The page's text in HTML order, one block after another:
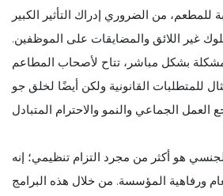
من الضروري إدراك التأثير الكبير
غير اللائق والمضايقات على الموظفين.
بشكل مباشر، تتاح لأصحاب المطاعم
للمتطلبات القانونية ولكن أيضًا لخلق جو
هو أكثر من مجرد التزام تنظيمي؛ إنه
ورفاهية المؤسسة. من خلال هذه البرامج